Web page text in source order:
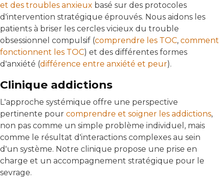
et des troubles anxieux basé sur des protocoles
d'intervention stratégique éprouvés. Nous aidons les
patients à briser les cercles vicieux du trouble
obsessionnel compulsif (comprendre les TOC, comment
fonctionnent les TOC) et des différentes formes
d'anxiété (différence entre anxiété et peur).
Clinique addictions
L'approche systémique offre une perspective
pertinente pour comprendre et soigner les addictions,
non pas comme un simple problème individuel, mais
comme le résultat d'interactions complexes au sein
d'un système. Notre clinique propose une prise en
charge et un accompagnement stratégique pour le
sevrage.